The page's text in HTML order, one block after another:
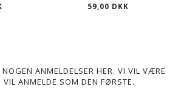
59,00 DKK
ANMELDELSER HER. VI VIL VÆRE
ANMELDE SOM DEN FØRSTE.